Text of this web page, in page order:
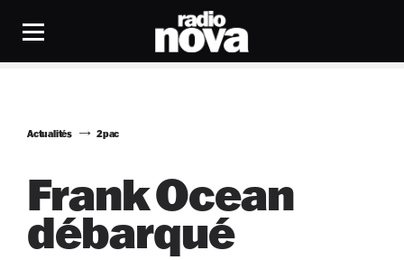
Actualités 2pac
Frank Ocean
débarqué